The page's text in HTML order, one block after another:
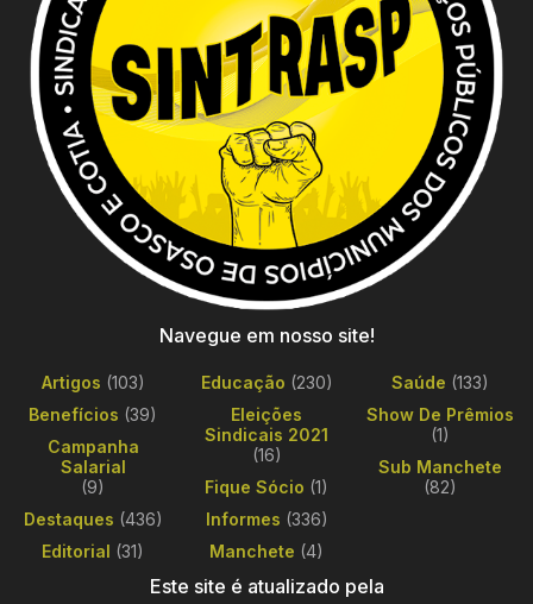
Navegue em nosso site!
Artigos (103)
Benefícios (39)
Campanha
Salarial
(9)
Destaques (436)
Editorial (31)
Educação (230)
Eleições
Sindicais 2021
(16)
Fique Sócio (1)
Informes (336)
Manchete (4)
Saúde (133)
Show De Prêmios
(1)
Sub Manchete
(82)
Este site é atualizado pela